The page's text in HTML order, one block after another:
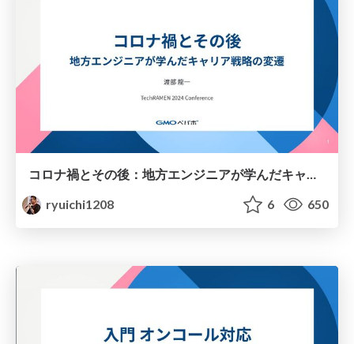
コロナ禍とその後：地方エンジニアが学んだキャリア戦略の変遷
ryuichi1208
6 650